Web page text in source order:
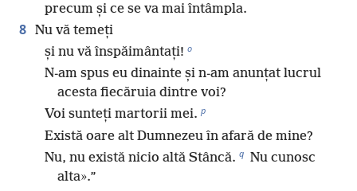
precum și ce se va mai întâmpla.
8 Nu vă temeți
și nu vă înspăimântați! o
N-am spus eu dinainte și n-am anunțat lucrul
acesta fiecăruia dintre voi?
Voi sunteți martorii mei. p
Există oare alt Dumnezeu în afară de mine?
Nu, nu există nicio altă Stâncă. q Nu cunosc
alta».”